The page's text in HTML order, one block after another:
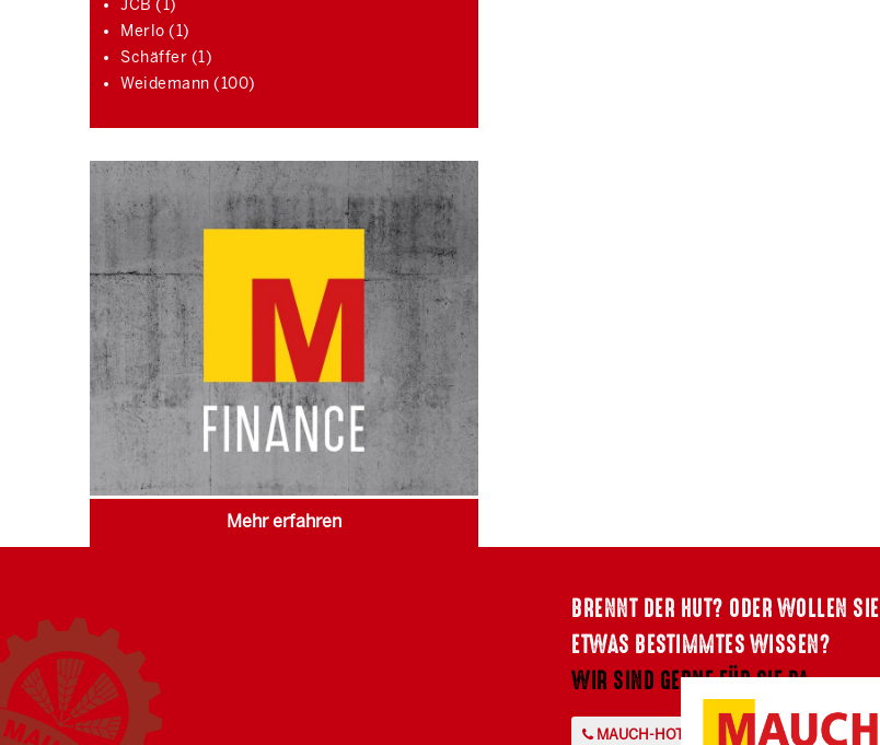
JCB (1)
Merlo (1)
Schäffer (1)
Weidemann (100)
Mehr erfahren
BRENNT DER HUT? ODER WOLLEN SIE
ETWAS BESTIMMTES WISSEN?
WIR SIND GERNE FÜR SIE DA.
MAUCH-HOTLINE +43 7724 2107-0